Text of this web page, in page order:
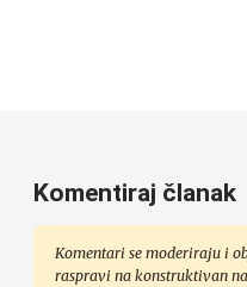
Komentiraj članak
Komentari se moderiraju i
raspravi na konstruktivan